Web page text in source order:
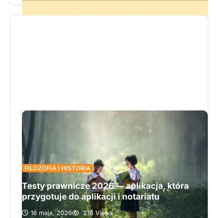
chcesz lepiej zrozumieć, jak literatura ukazuje
postaci bohatera, ten artykuł z pewnością
dostarczy Ci wielu interesujących spostrzeżeń.
FILOZOFIA I HISTORIA
Testy prawnicze 2026 — aplikacja, która
przygotuje do aplikacji i notariatu
16 maja, 2026 216 Views